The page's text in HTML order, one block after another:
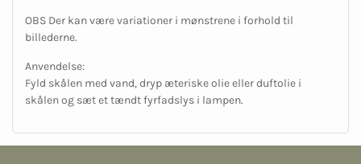
OBS Der kan være variationer i mønstrene i forhold til
billederne.
Anvendelse:
Fyld skålen med vand, dryp æteriske olie eller duftolie i
skålen og sæt et tændt fyrfadslys i lampen.